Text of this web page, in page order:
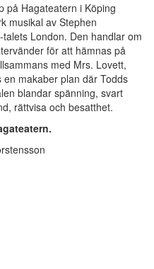
på Hagateatern i Köping
musikal av Stephen
London. Den handlar om
för att hämnas på
med Mrs. Lovett,
makaber plan där Todds
blandar spänning, svart
rättvisa och besatthet.